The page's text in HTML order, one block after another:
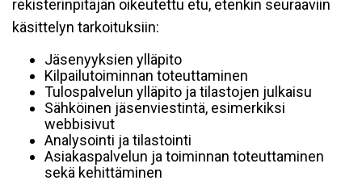
rekisterinpitäjän oikeutettu etu, etenkin seuraaviin
käsittelyn tarkoituksiin:
Jäsenyyksien ylläpito
Kilpailutoiminnan toteuttaminen
Tulospalvelun ylläpito ja tilastojen julkaisu
Sähköinen jäsenviestintä, esimerkiksi
webbisivut
Analysointi ja tilastointi
Asiakaspalvelun ja toiminnan toteuttaminen
sekä kehittäminen